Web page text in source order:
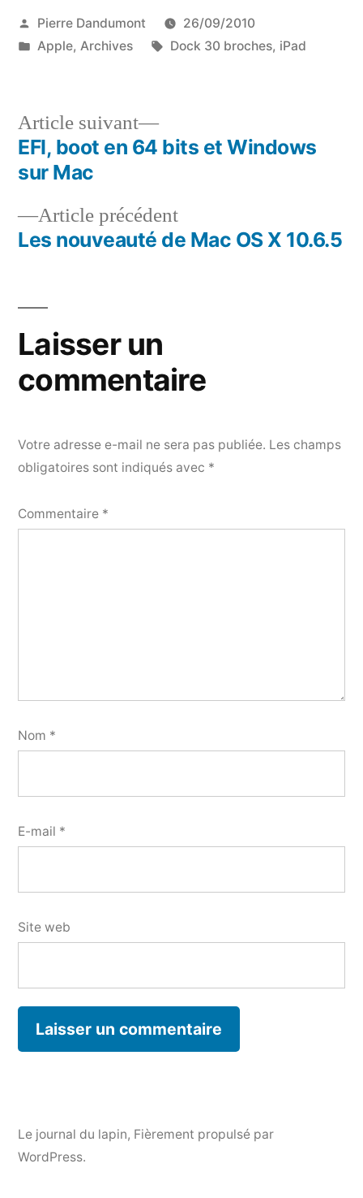
Publié
par
Pierre Dandumont
26/09/2010
Publié
Apple, Archives Étiquettes :
Dock 30 broches, iPad
Navigation
l’article
Article précédentArticle
précédent :
Les nouveauté de Mac OS X 10.6.5
Article suivant
Article
suivant :
EFI, boot en 64 bits et Windows
sur Mac
Laisser un
commentaire
Votre adresse e-mail ne sera pas publiée. Les champs
obligatoires sont indiqués avec *
Commentaire *
Nom *
E-mail *
Site web
Le journal du lapin, Fièrement propulsé par
WordPress.